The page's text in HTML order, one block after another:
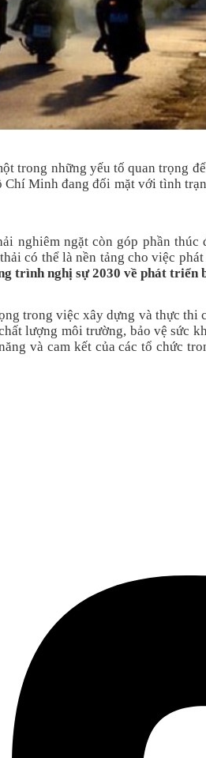
trong những yếu tố quan trọng
Minh đang đối mặt với tình
nghiêm ngặt còn góp phần
có thể là nền tảng cho việc
trình nghị sự 2030 về phát triển
trong việc xây dựng và thực thi
lượng môi trường, bảo vệ sức
và cam kết của các tổ chức